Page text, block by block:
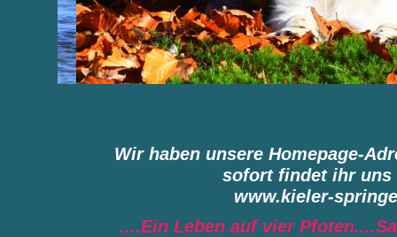
Wir haben unsere Homepage-
sofort findet ihr uns
www.kieler-
....Ein Leben auf vier